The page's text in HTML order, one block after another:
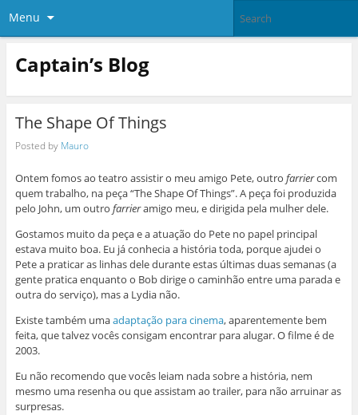
Menu
Captain’s Blog
The Shape Of Things
Posted by Mauro
Ontem fomos ao teatro assistir o meu amigo Pete, outro farriercom
quem trabalho, na peça “The Shape Of Things”. A peça foi produzida
pelo John, um outro farrieramigo meu, e dirigida pela mulher dele.
Gostamos muito da peça e a atuação do Pete no papel principal
estava muito boa. Eu já conhecia a história toda, porque ajudei o
Pete a praticar as linhas dele durante estas últimas duas semanas (a
gente pratica enquanto o Bob dirige o caminhão entre uma parada e
outra do serviço), mas a Lydia não.
Existe também umaadaptação para cinema, aparentemente bem
feita, que talvez vocês consigam encontrar para alugar. O filme é de
2003.
Eu não recomendo que vocês leiam nada sobre a história, nem
mesmo uma resenha ou que assistam ao trailer, para não arruinar as
surpresas.